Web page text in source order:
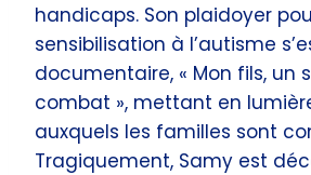
handicaps. Son plaidoyer
sensibilisation à l’autisme
documentaire, « Mon fils, un
combat », mettant en
auxquels les familles sont
Tragiquement, Samy est